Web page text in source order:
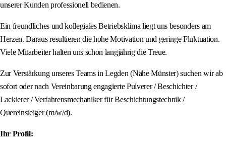
unserer Kunden professionell bedienen.
Ein freundliches und kollegiales Betriebsklima liegt uns besonders am
Herzen. Daraus resultieren die hohe Motivation und geringe Fluktuation.
Viele Mitarbeiter halten uns schon langjährig die Treue.
Zur Verstärkung unseres Teams in Legden (Nähe Münster) suchen wir ab
sofort oder nach Vereinbarung engagierte Pulverer / Beschichter /
Lackierer / Verfahrensmechaniker für Beschichtungstechnik /
Quereinsteiger (m/w/d).
Ihr Profil: